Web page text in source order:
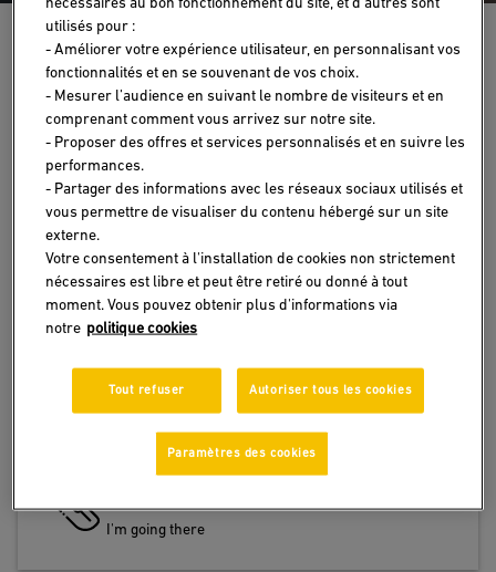
5001 YONGE STREET, SUITE 1515 TORONTO, ON M2N 6P6
Need information? Any advice? We are here for
ACCESS THE CONTACT FORM
I'm going there
utilisés pour :
- Améliorer votre expérience utilisateur, en personnalisant vos
fonctionnalités et en se souvenant de vos choix.
- Mesurer l’audience en suivant le nombre de visiteurs et en
comprenant comment vous arrivez sur notre site.
- Proposer des offres et services personnalisés et en suivre les
performances.
- Partager des informations avec les réseaux sociaux utilisés et
vous permettre de visualiser du contenu hébergé sur un site
externe.
Votre consentement à l'installation de cookies non strictement
nécessaires est libre et peut être retiré ou donné à tout
moment. Vous pouvez obtenir plus d'informations via
notre politique cookies
Tout refuser Autoriser tous les cookies
Paramètres des cookies